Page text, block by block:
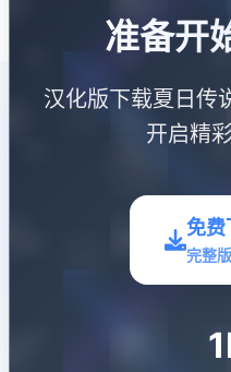
准备开
汉化版下载夏日传
开启精
免费
完整